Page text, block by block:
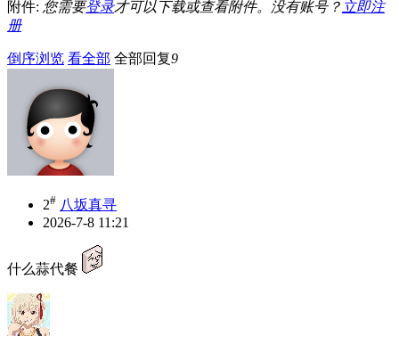
附件: 您需要登录才可以下载或查看附件。没有账号？ 立即注
册
倒序浏览 看全部 全部回复9
2# 八坂真寻
2026-7-8 11:21
什么蒜代餐